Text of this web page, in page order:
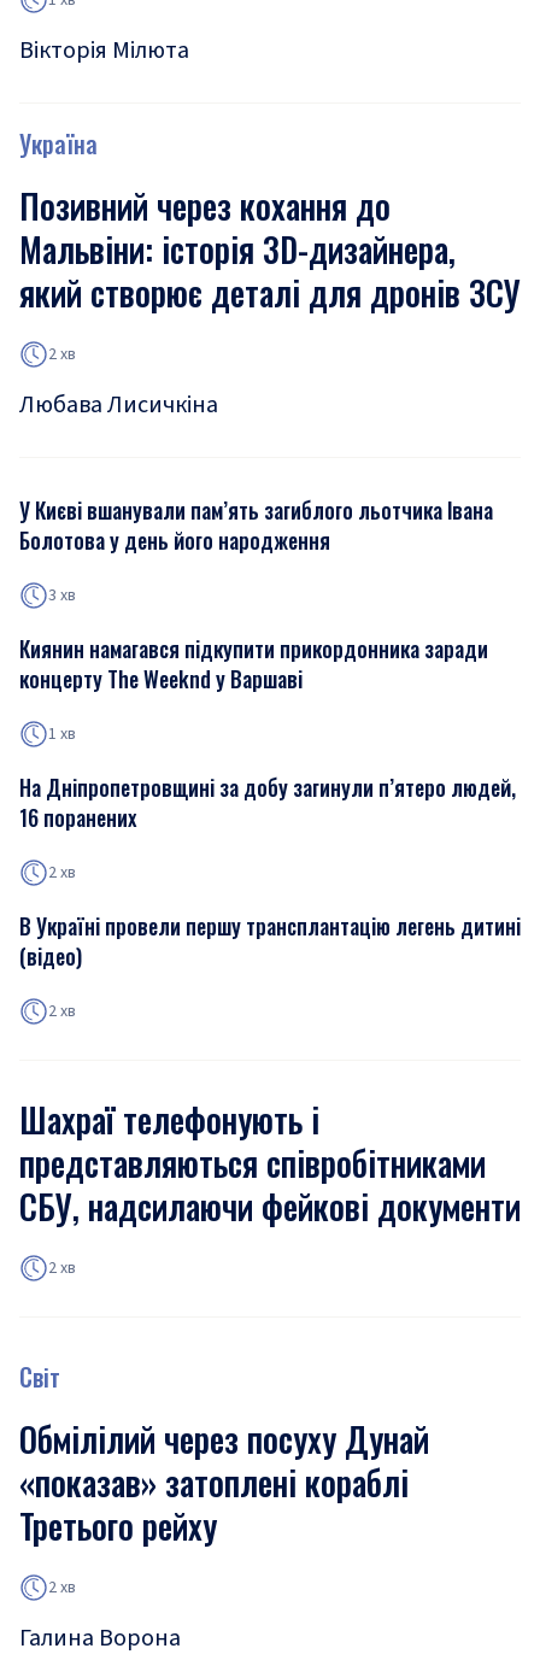
Вікторія Мілюта
Україна
Позивний через кохання до
Мальвіни: історія 3D-дизайнера,
який створює деталі для дронів ЗСУ
2 хв
Любава Лисичкіна
У Києві вшанували пам’ять загиблого льотчика Івана
Болотова у день його народження
3 хв
Киянин намагався підкупити прикордонника заради
концерту The Weeknd у Варшаві
1 хв
На Дніпропетровщині за добу загинули п’ятеро людей,
16 поранених
2 хв
В Україні провели першу трансплантацію легень дитині
(відео)
2 хв
Шахраї телефонують і
представляються співробітниками
СБУ, надсилаючи фейкові документи
2 хв
Світ
Обмілілий через посуху Дунай
«показав» затоплені кораблі
Третього рейху
2 хв
Галина Ворона